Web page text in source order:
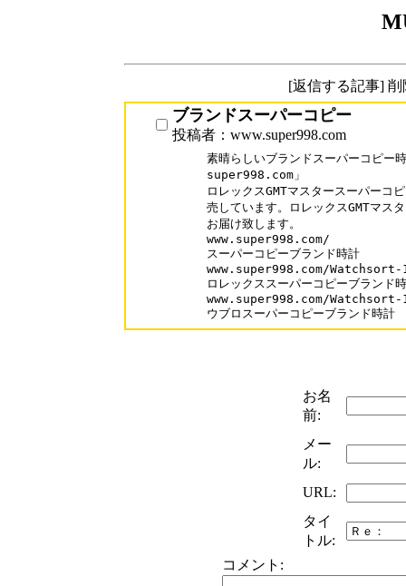
[返信する記事]
ブランドスーパーコピー
投稿者：www.super998.com
素晴らしいブランドスーパーコピー
super998.com」
ロレックスGMTマスタースーパーコ
売しています。ロレックスGMTマス
お届け致します。
www.super998.com/
スーパーコピーブランド時計
www.super998.com/
ロレックススーパーコピーブランド
www.super998.com/
ウブロスーパーコピーブランド時計
お名
前:
メー
ル:
URL:
タイ
トル:
コメント: